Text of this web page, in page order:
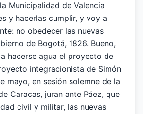
Municipalidad de Valencia
y hacerlas cumplir, y voy a
no obedecer las nuevas
de Bogotá, 1826. Bueno,
hacerse agua el proyecto de
integracionista de Simón
mayo, en sesión solemne de la
Caracas, juran ante Páez, que
civil y militar, las nuevas